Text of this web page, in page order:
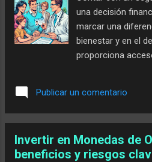
en empresas
inversor puede
para invertir en
Sin embargo, por
inversión en
siguientes. 1.
una decisión
marcar una
bienestar y en el
proporciona
inesperados. Pero
opciones en el
seguros de salud
destacando las
Publicar un comentario
Invertir en Monedas de
beneficios y riesgos